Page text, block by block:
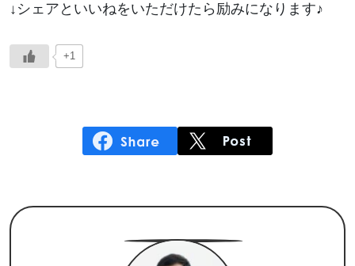
↓シェアといいねをいただけたら励みになります♪
+1